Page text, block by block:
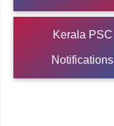
Kerala PSC
Notifications